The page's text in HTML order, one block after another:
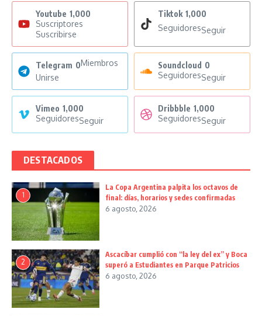
Youtube 1,000
Suscriptores
Suscribirse
Tiktok 1,000
SeguidoresSeguir
Telegram 0Miembros
Unirse
Soundcloud 0
SeguidoresSeguir
Vimeo 1,000
SeguidoresSeguir
Dribbble 1,000
SeguidoresSeguir
DESTACADOS
1
La Copa Argentina palpita los octavos de
final: días, horarios y sedes confirmadas
6 agosto, 2026
2
Ascacíbar cumplió con “la ley del ex” y Boca
superó a Estudiantes en Parque Patricios
6 agosto, 2026